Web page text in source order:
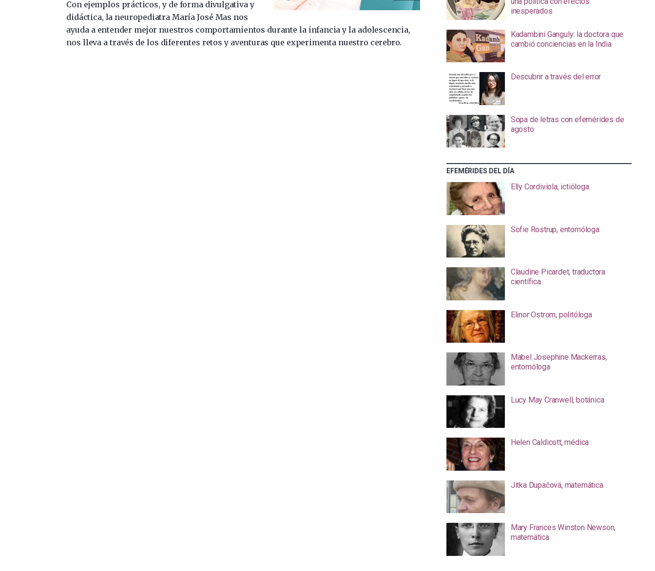
Con ejemplos prácticos, y de forma divulgativa y
didáctica, la neuropediatra María José Mas nos
ayuda a entender mejor nuestros comportamientos durante la infancia y la adolescencia,
nos lleva a través de los diferentes retos y aventuras que experimenta nuestro cerebro.
inesperados
Kadambini Ganguly: la doctora que
cambió conciencias en la India
Descubrir a través del error
Sopa de letras con efemérides de
agosto
EFEMÉRIDES DEL DÍA
Elly Cordiviola, ictióloga
Sofie Rostrup, entomóloga
Claudine Picardet, traductora
científica
Elinor Ostrom, politóloga
Mabel Josephine Mackerras,
entomóloga
Lucy May Cranwell, botánica
Helen Caldicott, médica
Jitka Dupačová, matemática
Mary Frances Winston Newson,
matemática